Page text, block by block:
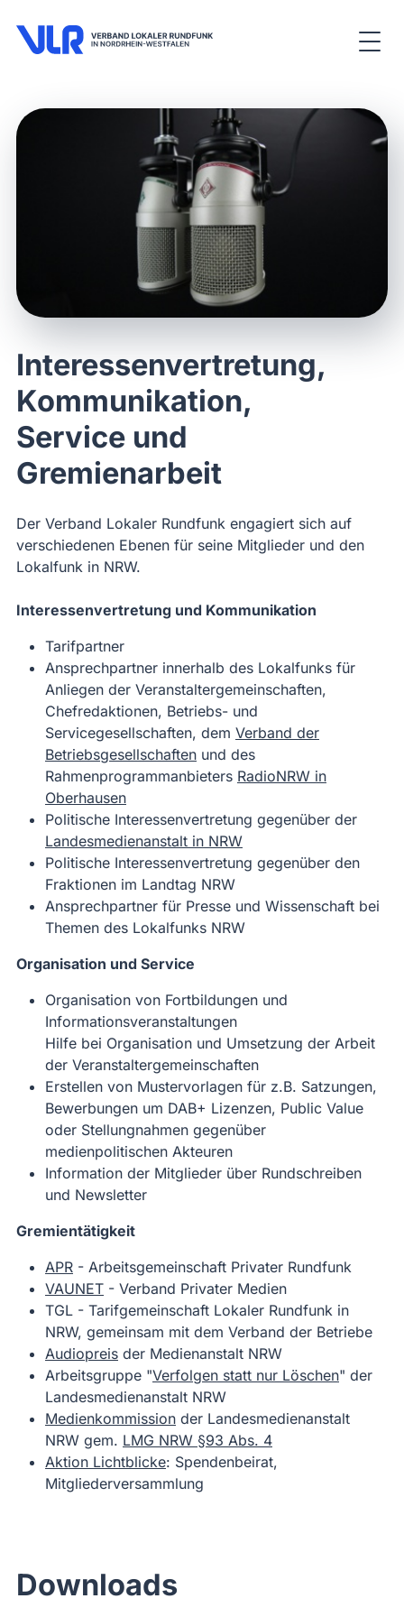
Interessenvertretung,
Kommunikation,
Service und
Gremienarbeit
Der Verband Lokaler Rundfunk engagiert sich auf
verschiedenen Ebenen für seine Mitglieder und den
Lokalfunk in NRW.
Interessenvertretung und Kommunikation
Tarifpartner
Ansprechpartner innerhalb des Lokalfunks für
Anliegen der Veranstaltergemeinschaften,
Chefredaktionen, Betriebs- und
Servicegesellschaften, dem Verband der
Betriebsgesellschaften und des
Rahmenprogrammanbieters RadioNRW in
Oberhausen
Politische Interessenvertretung gegenüber der
Landesmedienanstalt in NRW
Politische Interessenvertretung gegenüber den
Fraktionen im Landtag NRW
Ansprechpartner für Presse und Wissenschaft bei
Themen des Lokalfunks NRW
Organisation und Service
Organisation von Fortbildungen und
Informationsveranstaltungen
Hilfe bei Organisation und Umsetzung der Arbeit
der Veranstaltergemeinschaften
Erstellen von Mustervorlagen für z.B. Satzungen,
Bewerbungen um DAB+ Lizenzen, Public Value
oder Stellungnahmen gegenüber
medienpolitischen Akteuren
Information der Mitglieder über Rundschreiben
und Newsletter
Gremientätigkeit
APR - Arbeitsgemeinschaft Privater Rundfunk
VAUNET - Verband Privater Medien
TGL - Tarifgemeinschaft Lokaler Rundfunk in
NRW, gemeinsam mit dem Verband der Betriebe
Audiopreis der Medienanstalt NRW
Arbeitsgruppe "Verfolgen statt nur Löschen" der
Landesmedienanstalt NRW
Medienkommission der Landesmedienanstalt
NRW gem. LMG NRW §93 Abs. 4
Aktion Lichtblicke: Spendenbeirat,
Mitgliederversammlung
Downloads